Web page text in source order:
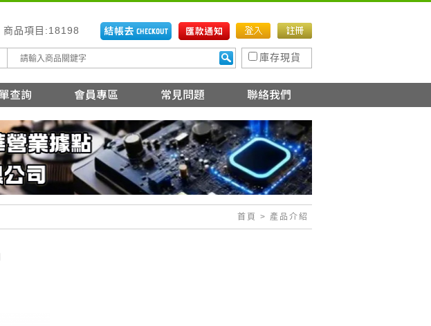
商品項目:18198
庫存現貨
首頁 > 產品介紹